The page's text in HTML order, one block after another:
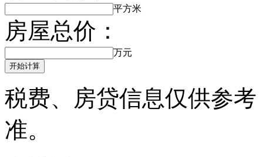
平方米
房屋总价：
万元
开始计算
税费、房贷信息仅供参
准。